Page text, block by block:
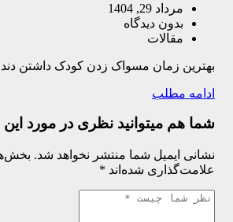
مرداد 29, 1404
بدون دیدگاه
مقالات
بهترین زمان مسواک زدن کودک داشتن
ادامه مطلب
شما هم میتوانید نظری در مورد این
نشانی ایمیل شما منتشر نخواهد شد.
علامت‌گذاری شده‌اند *